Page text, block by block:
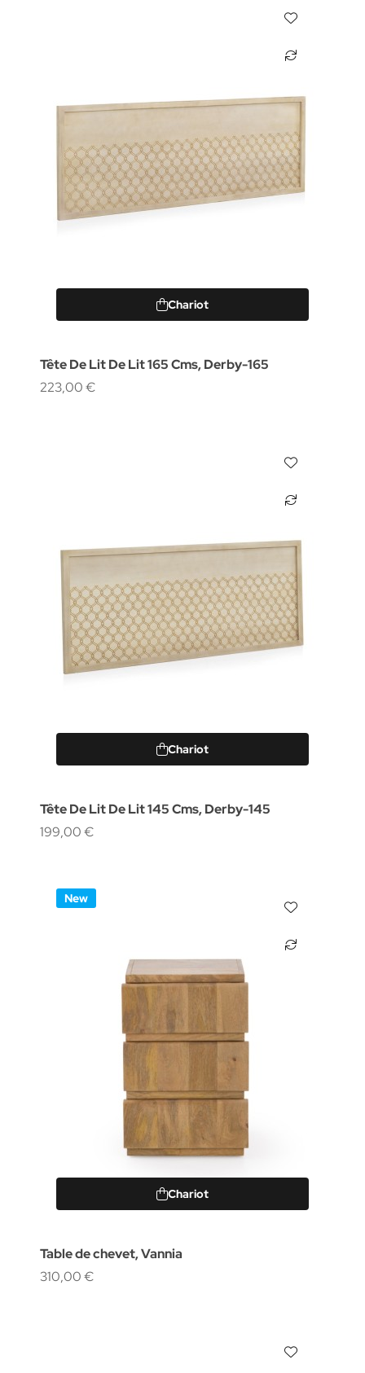
Chariot
Tête De Lit De Lit 165 Cms, Derby-165
223,00 €
Chariot
Tête De Lit De Lit 145 Cms, Derby-145
199,00 €
New
Chariot
Table de chevet, Vannia
310,00 €